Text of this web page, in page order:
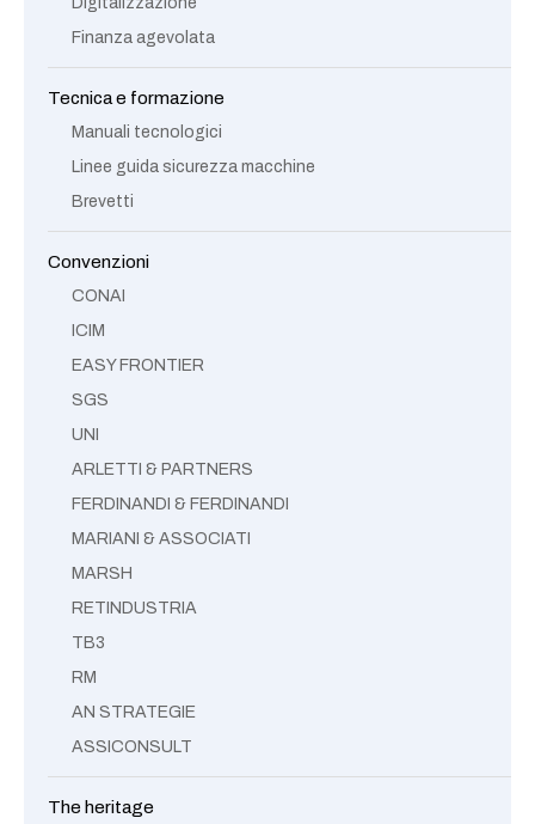
Finanza agevolata
Tecnica e formazione
Manuali tecnologici
Linee guida sicurezza macchine
Brevetti
Convenzioni
CONAI
ICIM
EASY FRONTIER
SGS
UNI
ARLETTI & PARTNERS
FERDINANDI & FERDINANDI
MARIANI & ASSOCIATI
MARSH
RETINDUSTRIA
TB3
RM
AN STRATEGIE
ASSICONSULT
The heritage